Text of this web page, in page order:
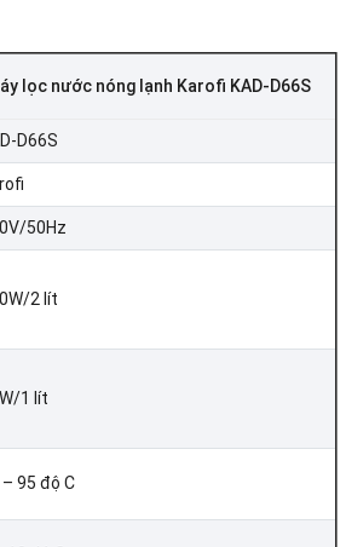
nhờ công nghệ bảo vệ nhiệt đa
sở hữu hệ thống 11 lõi lọc
mẽ với 11 lõi SMAX mang đến
Nhân đôi công suất, gấp đôi tuổi
lọc nước nóng lạnh Karofi KAD-D66S
D66S
50Hz
2 lít
1 lít
95 độ C